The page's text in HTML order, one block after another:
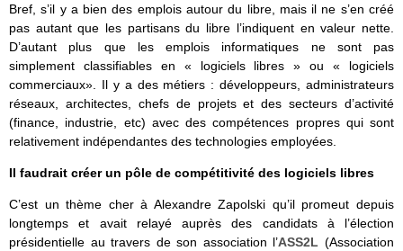
Bref, s’il y a bien des emplois autour du libre, mais il ne s’en créé
pas autant que les partisans du libre l’indiquent en valeur nette.
D’autant plus que les emplois informatiques ne sont pas
simplement classifiables en « logiciels libres » ou « logiciels
commerciaux». Il y a des métiers : développeurs, administrateurs
réseaux, architectes, chefs de projets et des secteurs d’activité
(finance, industrie, etc) avec des compétences propres qui sont
relativement indépendantes des technologies employées.
Il faudrait créer un pôle de compétitivité des logiciels libres
C’est un thème cher à Alexandre Zapolski qu’il promeut depuis
longtemps et avait relayé auprès des candidats à l’élection
présidentielle au travers de son association l’ASS2L (Association